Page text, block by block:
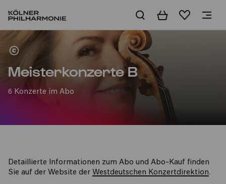
WarenkorbMerkliste
Meisterkonzerte B
6 Konzerte im Abo
Detaillierte Informationen zum Abo und Abo-Kauf finden
Sie auf der Website der Westdeutschen Konzertdirektion.